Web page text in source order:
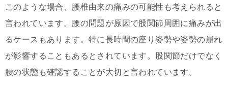
このような場合、腰椎由来の痛みの可能性も考えられると
言われています。腰の問題が原因で股関節周囲に痛みが出
るケースもあります。特に長時間の座り姿勢や姿勢の崩れ
が影響することもあるとされています。股関節だけでなく
腰の状態も確認することが大切と言われています。